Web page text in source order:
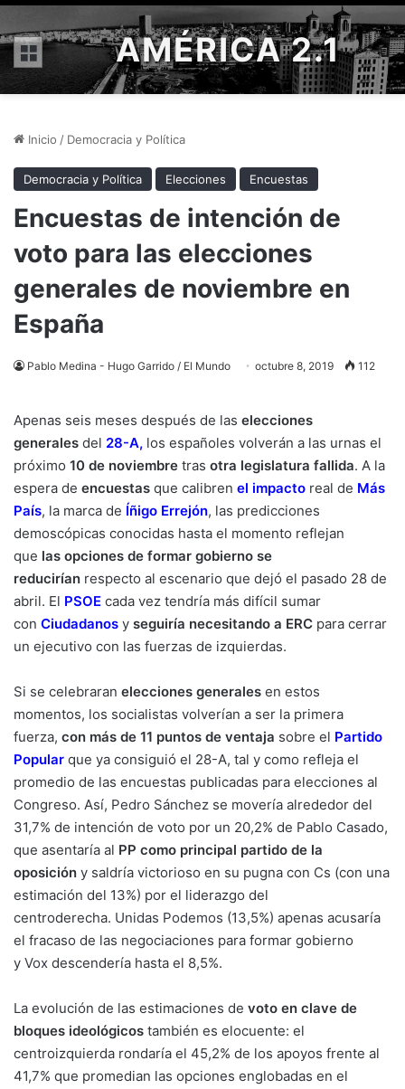
Menú AMÉRICA 2.1
Inicio / Democracia y Política
Democracia y Política Elecciones Encuestas
Encuestas de intención de
voto para las elecciones
generales de noviembre en
España
Pablo Medina - Hugo Garrido / El Mundo octubre 8, 2019 112
Apenas seis meses después de las elecciones
generales del 28-A, los españoles volverán a las urnas el
próximo 10 de noviembre tras otra legislatura fallida. A la
espera de encuestas que calibren el impacto real de Más
País, la marca de Íñigo Errejón, las predicciones
demoscópicas conocidas hasta el momento reflejan
que las opciones de formar gobierno se
reducirían respecto al escenario que dejó el pasado 28 de
abril. El PSOE cada vez tendría más difícil sumar
con Ciudadanos y seguiría necesitando a ERC para cerrar
un ejecutivo con las fuerzas de izquierdas.
Si se celebraran elecciones generales en estos
momentos, los socialistas volverían a ser la primera
fuerza, con más de 11 puntos de ventaja sobre el Partido
Popular que ya consiguió el 28-A, tal y como refleja el
promedio de las encuestas publicadas para elecciones al
Congreso. Así, Pedro Sánchez se movería alrededor del
31,7% de intención de voto por un 20,2% de Pablo Casado,
que asentaría al PP como principal partido de la
oposición y saldría victorioso en su pugna con Cs (con una
estimación del 13%) por el liderazgo del
centroderecha. Unidas Podemos (13,5%) apenas acusaría
el fracaso de las negociaciones para formar gobierno
y Vox descendería hasta el 8,5%.
La evolución de las estimaciones de voto en clave de
bloques ideológicos también es elocuente: el
centroizquierda rondaría el 45,2% de los apoyos frente al
41,7% que promedian las opciones englobadas en el